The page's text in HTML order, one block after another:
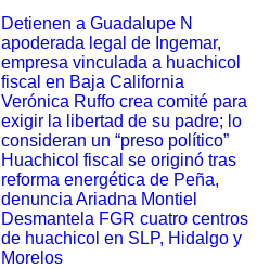
Detienen a Guadalupe N
apoderada legal de Ingemar,
empresa vinculada a huachicol
fiscal en Baja California
Verónica Ruffo crea comité para
exigir la libertad de su padre; lo
consideran un “preso político”
Huachicol fiscal se originó tras
reforma energética de Peña,
denuncia Ariadna Montiel
Desmantela FGR cuatro centros
de huachicol en SLP, Hidalgo y
Morelos